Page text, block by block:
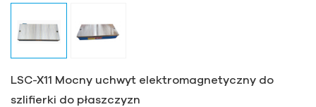
LSC-X11 Mocny uchwyt elektromagnetyczny do
szlifierki do płaszczyzn